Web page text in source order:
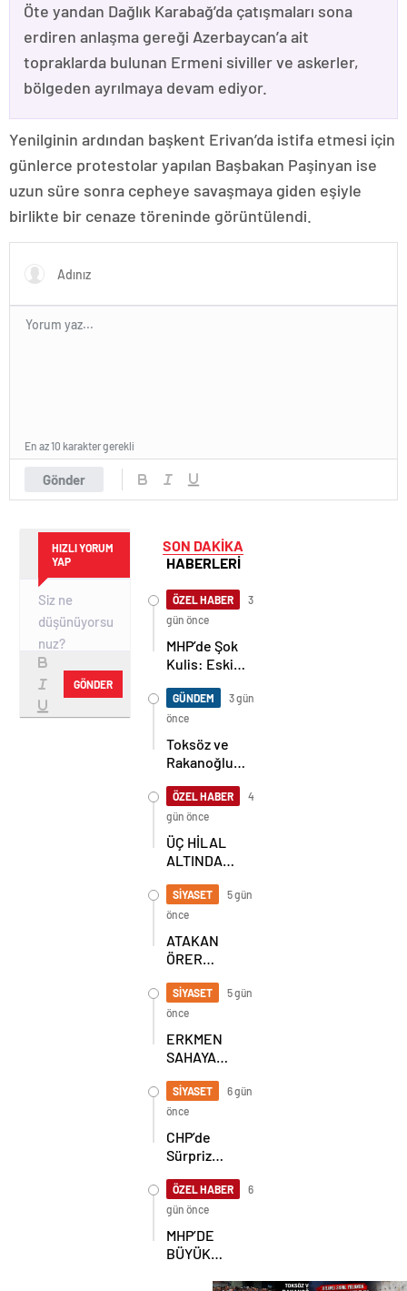
Öte yandan Dağlık Karabağ’da çatışmaları sona
erdiren anlaşma gereği Azerbaycan’a ait
topraklarda bulunan Ermeni siviller ve askerler,
bölgeden ayrılmaya devam ediyor.
Yenilginin ardından başkent Erivan’da istifa etmesi için
günlerce protestolar yapılan Başbakan Paşinyan ise
uzun süre sonra cepheye savaşmaya giden eşiyle
birlikte bir cenaze töreninde görüntülendi.
Gönder
En az 10 karakter gerekli
HIZLI YORUM
YAP
GÖNDER
SON DAKİKA
HABERLERİ
ÖZEL HABER
3
gün önce
MHP’de Şok
Kulis: Eski
Sahnede!
Korkmaz Yol
Vermiyor
GÜNDEM
3 gün
önce
Toksöz ve
Rakanoğlu
Acı Günü
ÖZEL HABER
4
gün önce
ÜÇ HİLAL
ALTINDA
BULUŞMA!
SEKİZ İL
BAŞKANI
BİR ARADA
SİYASET
5 gün
önce
ATAKAN
ÖRER
BAŞKAN
SEÇİLDİ
SİYASET
5 gün
önce
ERKMEN
SAHAYA
GÖKÇEBEY
VE
ÇAYCUMA’DA
SİYASET
6 gün
önce
CHP’de
Sürpriz
Başkanlığı
İçin
Beklenen
Hamle Geldi
ÖZEL HABER
6
gün önce
MHP’DE
BÜYÜK